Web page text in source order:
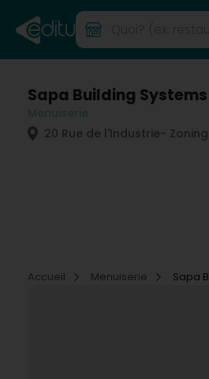
Sapa Building Systems
20 Rue de l'Industrie-
Accueil
Menuiserie Sapa